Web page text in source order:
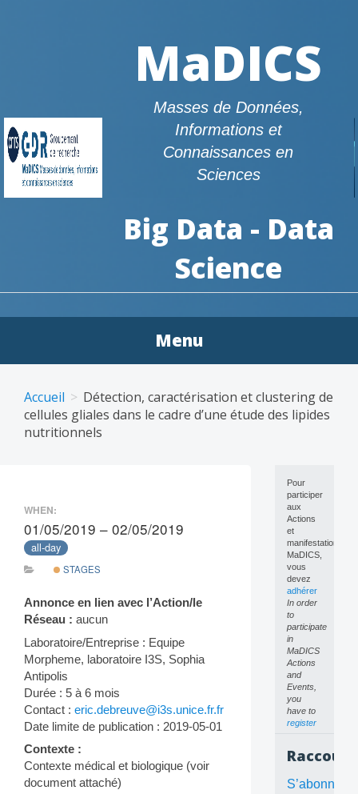
MaDICS
Masses de Données,
Informations et
Connaissances en
Sciences
Big Data - Data
Science
Menu
content
Accueil
Détection, caractérisation et clustering de
cellules gliales dans le cadre d’une étude des lipides
nutritionnels
WHEN:
01/05/2019 – 02/05/2019
all-day
STAGES
Annonce en lien avec l’Action/le
Réseau : aucun
Laboratoire/Entreprise : Equipe
Morpheme, laboratoire I3S, Sophia
Antipolis
Durée : 5 à 6 mois
Contact : eric.debreuve@i3s.unice.fr.fr
Date limite de publication : 2019-05-01
Contexte :
Contexte médical et biologique (voir
document attaché)
Pour
participer
aux
Actions
et
manifestations
MaDICS,
vous
devez
adhérer
In order
to
participate
in
MaDICS
Actions
and
Events,
you
have to
register
S’abonner